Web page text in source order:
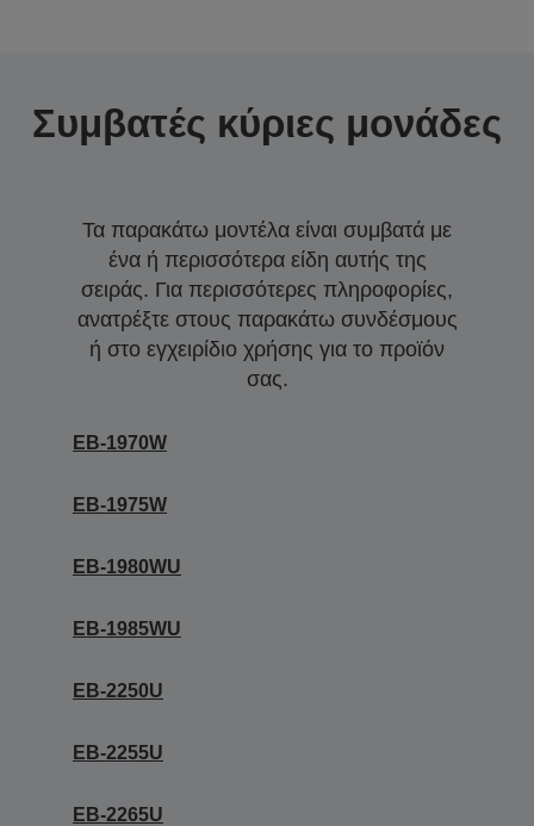
Συμβατές κύριες μονάδες
Τα παρακάτω μοντέλα είναι συμβατά με
ένα ή περισσότερα είδη αυτής της
σειράς. Για περισσότερες πληροφορίες,
ανατρέξτε στους παρακάτω συνδέσμους
ή στο εγχειρίδιο χρήσης για το προϊόν
σας.
EB-1970W
EB-1975W
EB-1980WU
EB-1985WU
EB-2250U
EB-2255U
EB-2265U